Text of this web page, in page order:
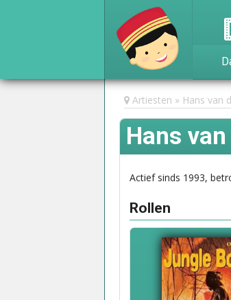
Artiesten Hans van
Hans
Actief sinds 1993,
Rollen